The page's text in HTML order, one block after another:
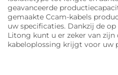
geavanceerde
gemaakte Ccam-kabels
uw specificaties. Dankzij de
Litong kunt u er zeker van
kabeloplossing krijgt voor uw